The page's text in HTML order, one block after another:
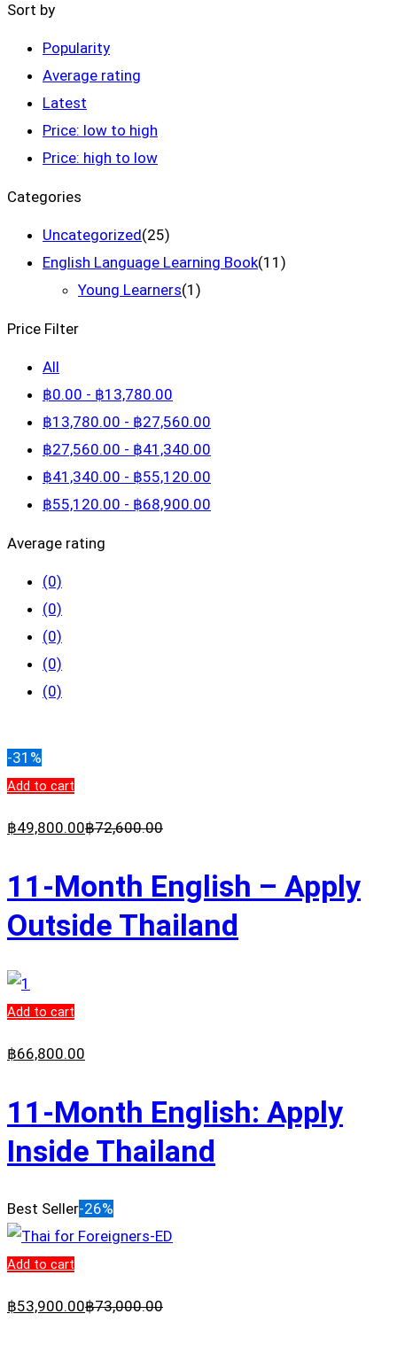
Sort by
Popularity
Average rating
Latest
Price: low to high
Price: high to low
Categories
Uncategorized(25)
English Language Learning Book(11)
Young Learners(1)
Price Filter
All
฿0.00 - ฿13,780.00
฿13,780.00 - ฿27,560.00
฿27,560.00 - ฿41,340.00
฿41,340.00 - ฿55,120.00
฿55,120.00 - ฿68,900.00
Average rating
(0)
(0)
(0)
(0)
(0)
-31%
Add to cart
฿49,800.00฿72,600.00
11-Month English – Apply
Outside Thailand
Add to cart
฿66,800.00
11-Month English: Apply
Inside Thailand
Best Seller-26%
Add to cart
฿53,900.00฿73,000.00